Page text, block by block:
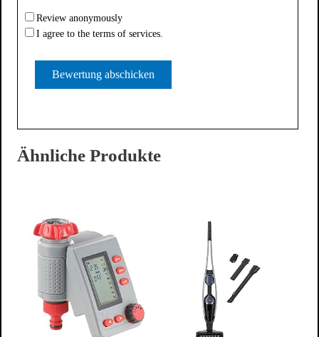
Review anonymously
I agree to the terms of services.
Ähnliche Produkte